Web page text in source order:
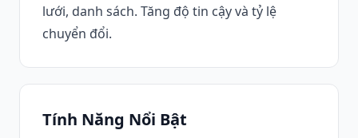
lưới, danh sách. Tăng độ tin cậy và tỷ lệ
chuyển đổi.
Tính Năng Nổi Bật